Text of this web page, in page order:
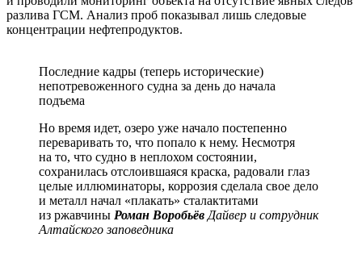
разлива ГСМ. Анализ проб показывал лишь следовые
концентрации нефтепродуктов.
Последние кадры (теперь исторические)
непотревоженного судна за день до начала
подъема
Но время идет, озеро уже начало постепенно
переваривать то, что попало к нему. Несмотря
на то, что судно в неплохом состоянии,
сохранилась отслоившаяся краска, радовали глаз
целые иллюминаторы, коррозия сделала свое дело
и металл начал «плакать» сталактитами
из ржавчины Роман Воробьёв Дайвер и сотрудник
Алтайского заповедника